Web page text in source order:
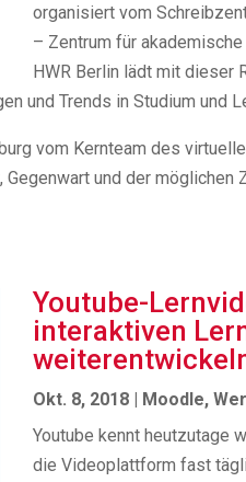
organisiert vom
– Zentrum für
HWR Berlin lädt mit dieser
und Trends in Studium und
vom Kernteam des
und der möglichen
Youtube-
interaktiven
Okt. 8, 2018 | Moodle,
Youtube kennt heutzutage
die Videoplattform fast